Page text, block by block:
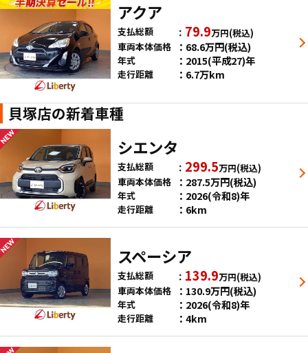
アクア
支払総額 79.9万円(税込)
車両本体価格
68.6万円(税込)
年式 2015(平成27)年
走行距離 6.7万km
貝塚店の新着車種
シエンタ
支払総額 299.5万円(税込)
車両本体価格
287.5万円(税込)
年式 2026(令和8)年
走行距離 6km
スペーシア
支払総額 139.9万円(税込)
車両本体価格
130.9万円(税込)
年式 2026(令和8)年
走行距離 4km